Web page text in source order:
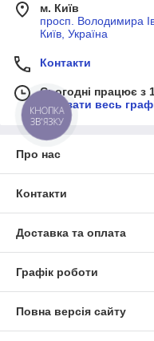
м. Київ
просп. Володимира
Київ, Україна
Контакти
Сьогодні працює з
Показати весь
Про нас
Контакти
Доставка та оплата
Графік роботи
Повна версія сайту
КНОПКА
ЗВ'ЯЗКУ